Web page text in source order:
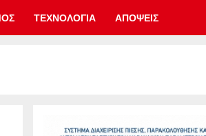
ΤΕΧΝΟΛΟΓΙΑ ΑΠΟΨΕΙΣ